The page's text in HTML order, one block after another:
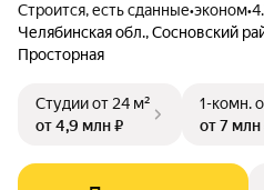
Строится, есть сданные•эконом•
Челябинская обл., Сосновский
Просторная
Студииот 24 м²
от 4,9 млн ₽
1-комн.
от 7 млн